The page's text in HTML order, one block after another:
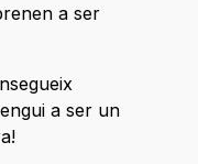
a ser
a ser un